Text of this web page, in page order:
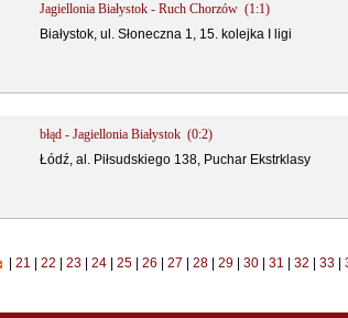
Jagiellonia Białystok - Ruch Chorzów (1:1)
Białystok, ul. Słoneczna 1, 15. kolejka I ligi
błąd - Jagiellonia Białystok (0:2)
Łódź, al. Piłsudskiego 138, Puchar Ekstrklasy
| 21 22 23 24 25 26 27 28 29 30 31 32 33